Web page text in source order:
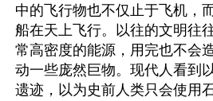
中的飞行物也不仅止于飞机，
船在天上飞行。以往的文明往
常高密度的能源，用完也不会
动一些庞然巨物。现代人看到
遗迹，以为史前人类只会使用